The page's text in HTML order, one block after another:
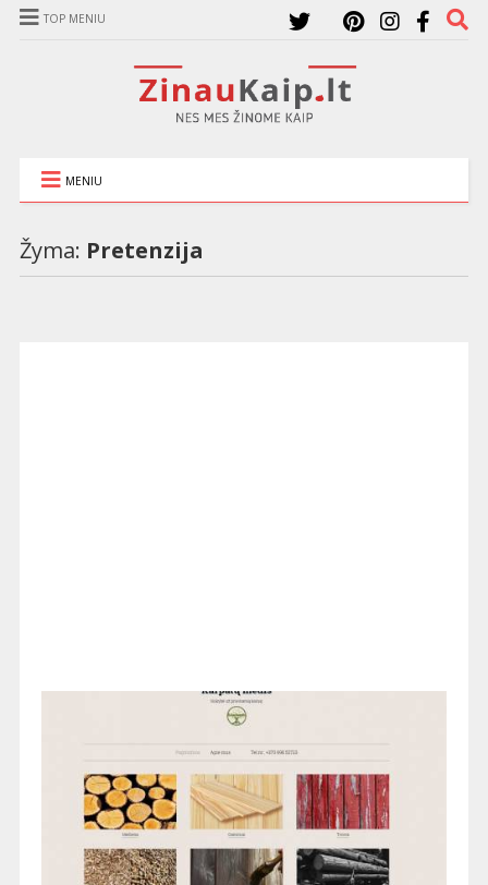
TOP MENIU
MENIU
Žyma: Pretenzija